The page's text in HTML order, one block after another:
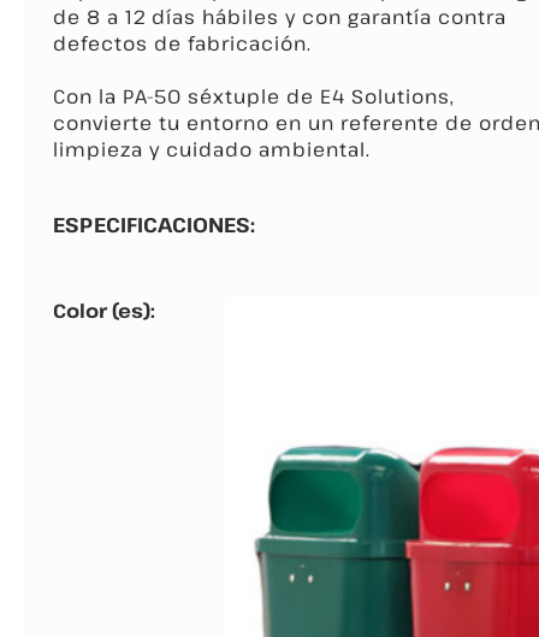
de 8 a 12 días hábiles y con garantía contra
defectos de fabricación.
Con la PA-50 séxtuple de E4 Solutions,
convierte tu entorno en un referente de
limpieza y cuidado ambiental.
ESPECIFICACIONES:
Color (es):